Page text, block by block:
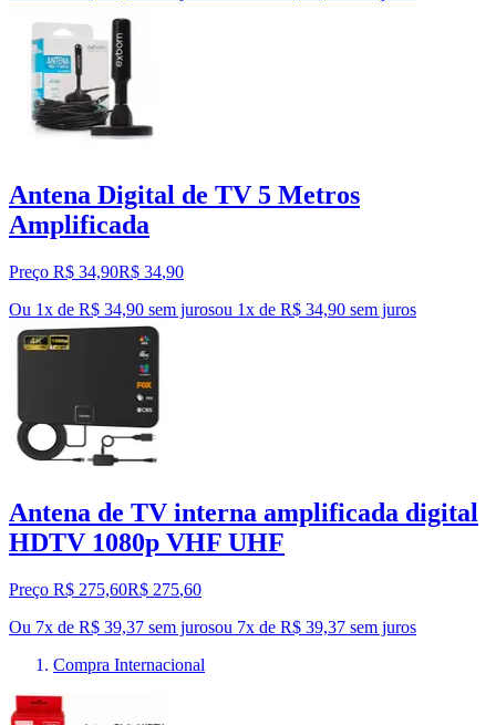
Antena Digital de TV 5 Metros
Amplificada
Preço R$ 34,90R$ 34,90
Ou 1x de R$ 34,90 sem jurosou 1x de R$ 34,90 sem juros
Antena de TV interna amplificada digital
HDTV 1080p VHF UHF
Preço R$ 275,60R$ 275,60
Ou 7x de R$ 39,37 sem jurosou 7x de R$ 39,37 sem juros
Compra Internacional